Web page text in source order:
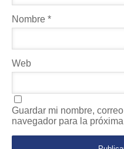
Nombre *
Web
Guardar mi nombre,
navegador para la